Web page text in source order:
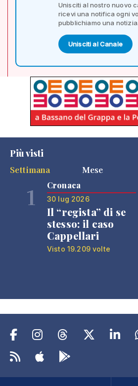
Unisciti al nostro nuovo
ricevi una notifica ogni
pubblichiamo una notizia.
Unisciti al Canale
Più visti
Settimana
Mese
1 Cronaca
30 lug 2026
Il “regista” di se
stesso: il caso
Cappellari
Visto 19.209 volte